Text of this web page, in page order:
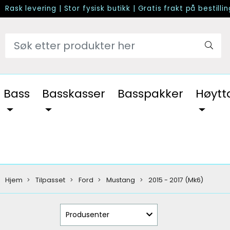
Rask levering | Stor fysisk butikk | Gratis frakt på
Bass Basskasser Basspakker
Hjem Tilpasset Ford Mustang 2015 - 2017 (Mk6)
Produsenter